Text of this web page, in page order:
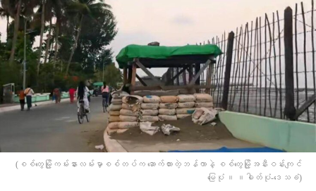
(စစ်တွေမြို့ကမ်းနားလမ်းမှာစစ်တပ်က ဆောက်ထားတဲ့ဘန်ကာနဲ့ စစ်​တွေမြို့အနီးဝန်းကျင်​
မြေပုံ ။ ။ဓါတ်ပုံ-​ဒေသခံ)